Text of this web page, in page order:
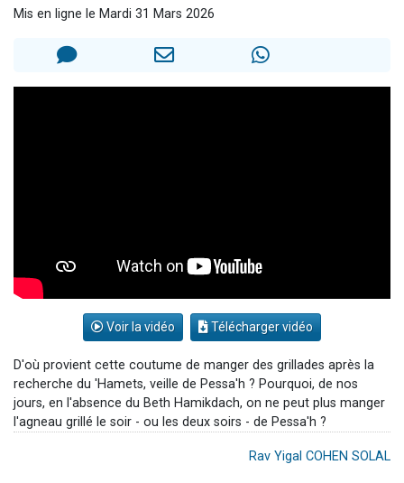
Mis en ligne le Mardi 31 Mars 2026
Voir la vidéo Télécharger vidéo
D'où provient cette coutume de manger des grillades après la
recherche du 'Hamets, veille de Pessa'h ? Pourquoi, de nos
jours, en l'absence du Beth Hamikdach, on ne peut plus manger
l'agneau grillé le soir - ou les deux soirs - de Pessa'h ?
Rav Yigal COHEN SOLAL